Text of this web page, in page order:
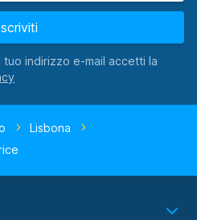
tuo indirizzo e-mail accetti la
Lisbona